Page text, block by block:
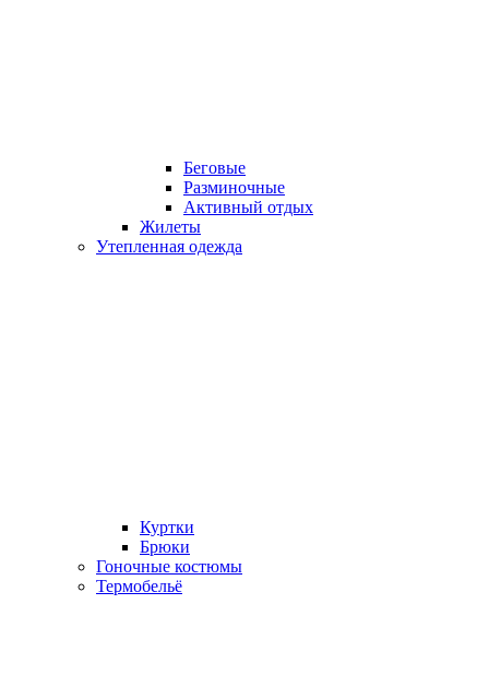
Беговые
Разминочные
Активный отдых
Жилеты
Утепленная одежда
Куртки
Брюки
Гоночные костюмы
Термобельё